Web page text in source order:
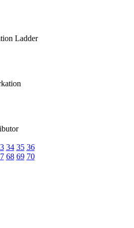
Ladder
34 35 36
68 69 70